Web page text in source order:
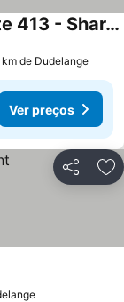
Henry's Appt with a private Suite 413 - Shared kitchen
de Dudelange
Ver preços
Partilhar